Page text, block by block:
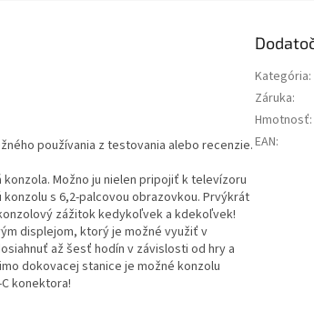
používania z testovania alebo recenzie.
Možno ju nielen pripojiť k televízoru
s 6,2-palcovou obrazovkou. Prvýkrát
zážitok kedykoľvek a kdekoľvek!
displejom, ktorý je možné využiť v
až šesť hodín v závislosti od hry a
dokovacej stanice je možné konzolu
konektora!
Kategória:
Záruka:
Hmotnosť:
EAN: